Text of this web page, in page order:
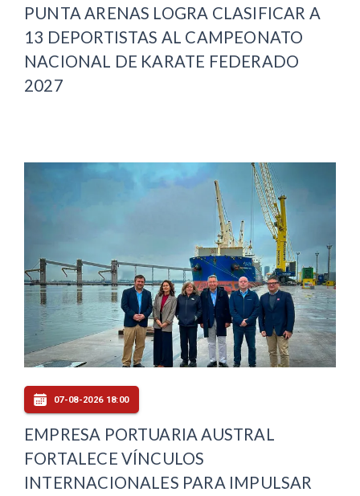
PUNTA ARENAS LOGRA CLASIFICAR A
13 DEPORTISTAS AL CAMPEONATO
NACIONAL DE KARATE FEDERADO
2027
07-08-2026 18:00
EMPRESA PORTUARIA AUSTRAL
FORTALECE VÍNCULOS
INTERNACIONALES PARA IMPULSAR